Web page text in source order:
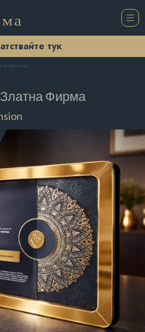
тук
suspension
Златна Фирма